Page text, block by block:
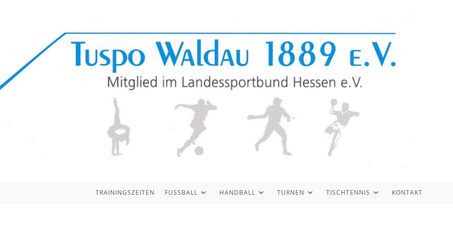
TRAININGSZEITEN FUSSBALL HANDBALL TURNEN TISCHTENNIS KONTAKT